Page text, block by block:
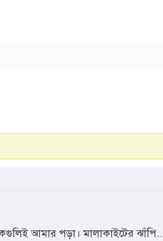
আমার পড়া। মালাকাইটের